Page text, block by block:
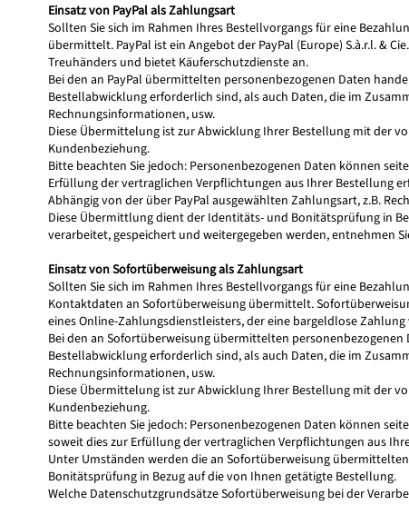
Einsatz von PayPal als Zahlungsart
Sollten Sie sich im Rahmen Ihres Bestellvorgangs für eine
übermittelt. PayPal ist ein Angebot der PayPal (Europe) S.à.r.l. &
Treuhänders und bietet Käuferschutzdienste an.
Bei den an PayPal übermittelten personenbezogenen Daten
Bestellabwicklung erforderlich sind, als auch Daten, die im
Rechnungsinformationen, usw.
Diese Übermittelung ist zur Abwicklung Ihrer Bestellung mit der
Kundenbeziehung.
Bitte beachten Sie jedoch: Personenbezogenen Daten können
Erfüllung der vertraglichen Verpflichtungen aus Ihrer Bestellung
Abhängig von der über PayPal ausgewählten Zahlungsart, z.B.
Diese Übermittlung dient der Identitäts- und Bonitätsprüfung in
verarbeitet, gespeichert und weitergegeben werden, entnehmen
Einsatz von Sofortüberweisung als Zahlungsart
Sollten Sie sich im Rahmen Ihres Bestellvorgangs für eine
Kontaktdaten an Sofortüberweisung übermittelt.
eines Online-Zahlungsdienstleisters, der eine bargeldlose
Bei den an Sofortüberweisung übermittelten personenbezogenen
Bestellabwicklung erforderlich sind, als auch Daten, die im
Rechnungsinformationen, usw.
Diese Übermittelung ist zur Abwicklung Ihrer Bestellung mit der
Kundenbeziehung.
Bitte beachten Sie jedoch: Personenbezogenen Daten können
soweit dies zur Erfüllung der vertraglichen Verpflichtungen aus
Unter Umständen werden die an Sofortüberweisung
Bonitätsprüfung in Bezug auf die von Ihnen getätigte Bestellung.
Welche Datenschutzgrundsätze Sofortüberweisung bei der